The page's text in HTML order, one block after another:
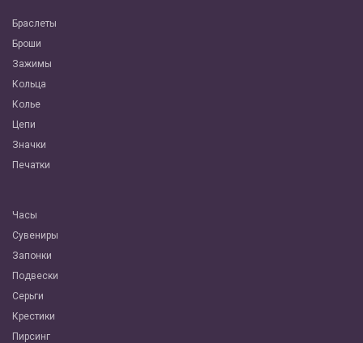
Браслеты
Броши
Зажимы
Кольца
Колье
Цепи
Значки
Печатки
Часы
Сувениры
Запонки
Подвески
Серьги
Крестики
Пирсинг